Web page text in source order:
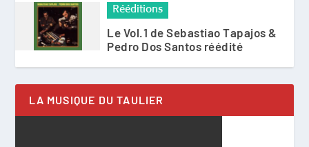
Rééditions
Le Vol.1 de Sebastiao Tapajos &
Pedro Dos Santos réédité
LA MUSIQUE DU TAULIER